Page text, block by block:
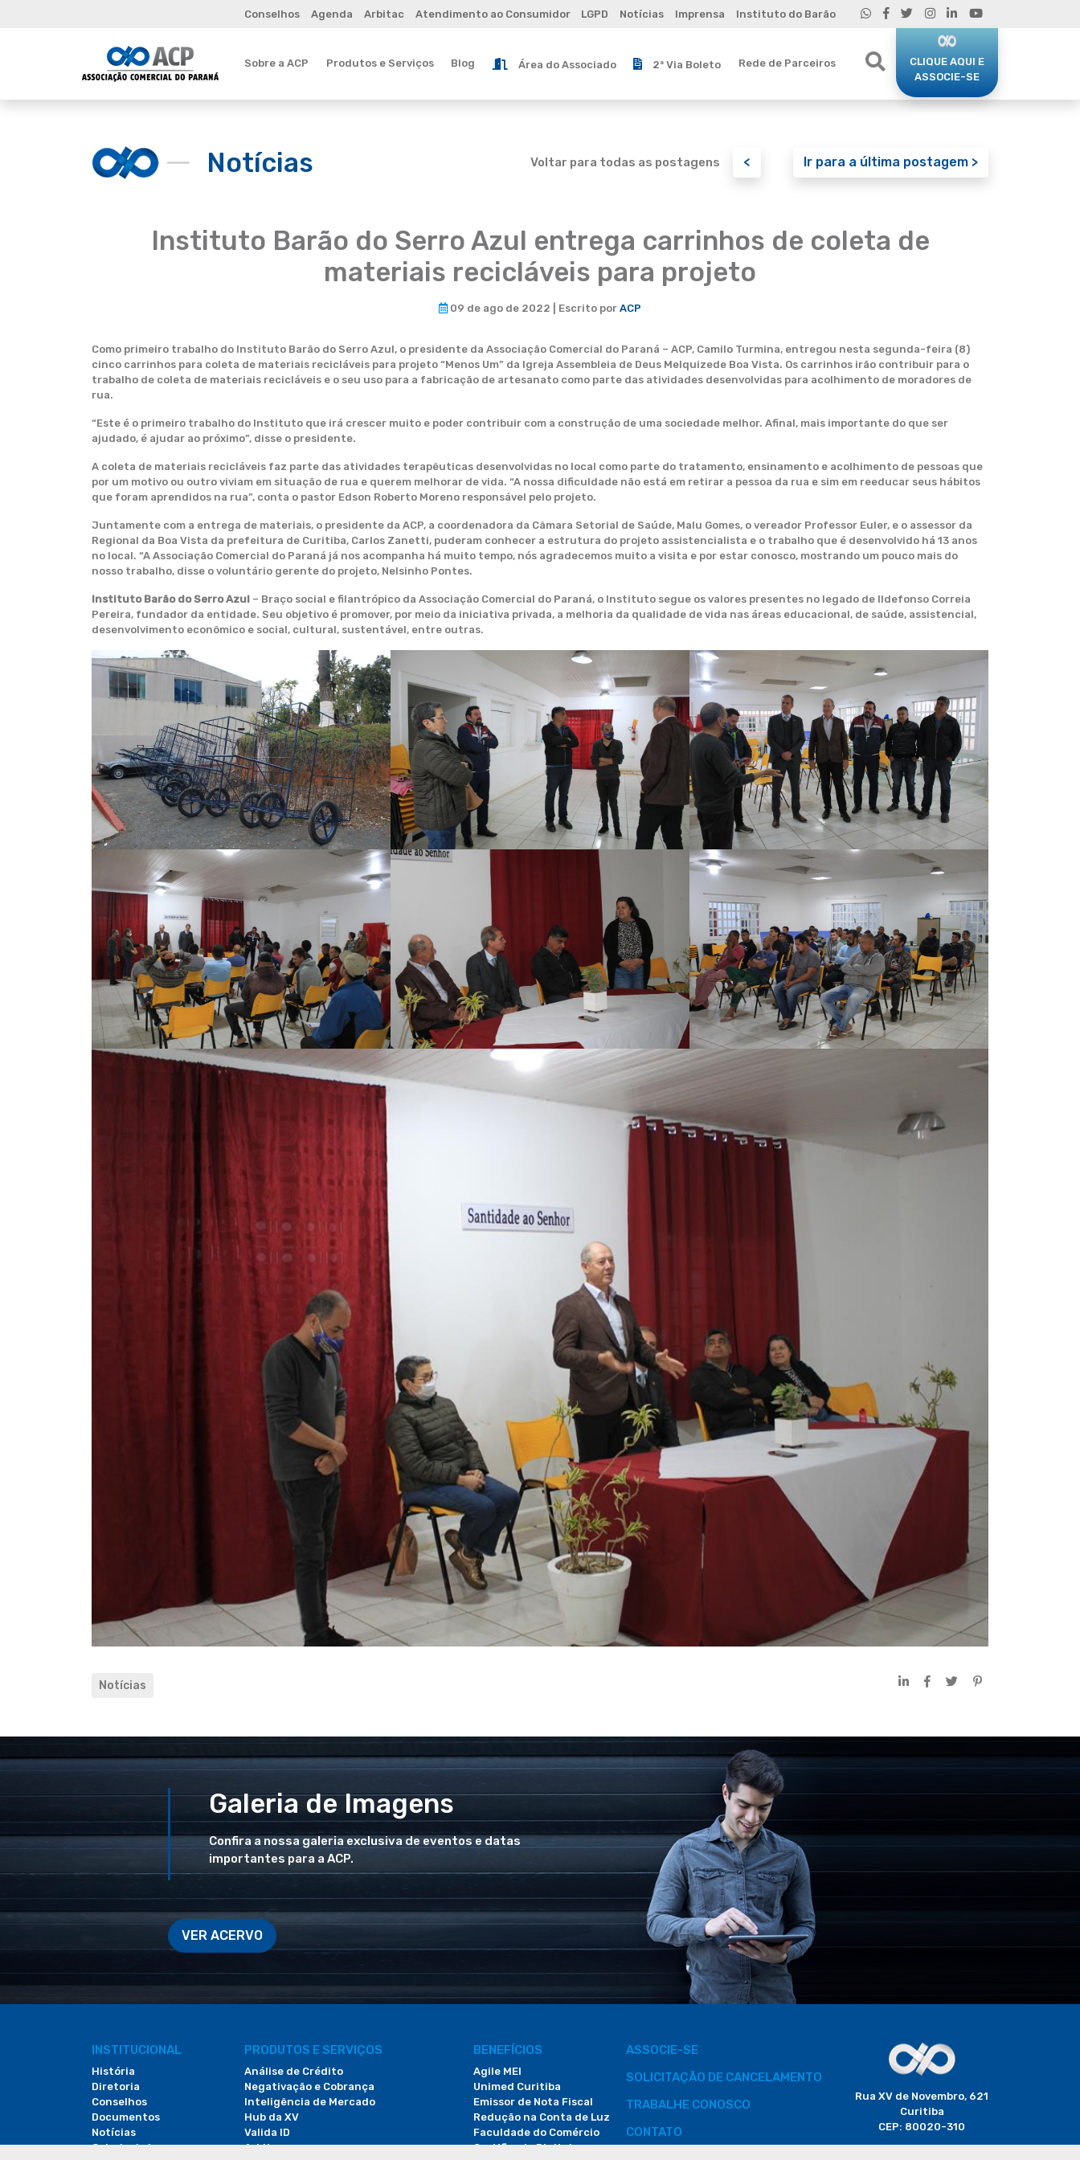
Conselhos Agenda Arbitac Atendimento ao Consumidor LGPD Notícias Imprensa Instituto do Barão
Sobre a ACP Produtos e Serviços Blog Área do Associado 2ª Via Boleto Rede de Parceiros
CLIQUE AQUI E
ASSOCIE-SE
Notícias Voltar para todas as postagens < Ir para a última postagem >
Instituto Barão do Serro Azul entrega carrinhos de coleta de
materiais recicláveis para projeto
09 de ago de 2022 | Escrito por ACP
Como primeiro trabalho do Instituto Barão do Serro Azul, o presidente da Associação Comercial do Paraná – ACP, Camilo Turmina, entregou nesta segunda-feira (8)
cinco carrinhos para coleta de materiais recicláveis para projeto “Menos Um” da Igreja Assembleia de Deus Melquizede Boa Vista. Os carrinhos irão contribuir para o
trabalho de coleta de materiais recicláveis e o seu uso para a fabricação de artesanato como parte das atividades desenvolvidas para acolhimento de moradores de
rua.
“Este é o primeiro trabalho do Instituto que irá crescer muito e poder contribuir com a construção de uma sociedade melhor. Afinal, mais importante do que ser
ajudado, é ajudar ao próximo”, disse o presidente.
A coleta de materiais recicláveis faz parte das atividades terapêuticas desenvolvidas no local como parte do tratamento, ensinamento e acolhimento de pessoas que
por um motivo ou outro viviam em situação de rua e querem melhorar de vida. “A nossa dificuldade não está em retirar a pessoa da rua e sim em reeducar seus hábitos
que foram aprendidos na rua”, conta o pastor Edson Roberto Moreno responsável pelo projeto.
Juntamente com a entrega de materiais, o presidente da ACP, a coordenadora da Câmara Setorial de Saúde, Malu Gomes, o vereador Professor Euler, e o assessor da
Regional da Boa Vista da prefeitura de Curitiba, Carlos Zanetti, puderam conhecer a estrutura do projeto assistencialista e o trabalho que é desenvolvido há 13 anos
no local. “A Associação Comercial do Paraná já nos acompanha há muito tempo, nós agradecemos muito a visita e por estar conosco, mostrando um pouco mais do
nosso trabalho, disse o voluntário gerente do projeto, Nelsinho Pontes.
Instituto Barão do Serro Azul – Braço social e filantrópico da Associação Comercial do Paraná, o Instituto segue os valores presentes no legado de Ildefonso Correia
Pereira, fundador da entidade. Seu objetivo é promover, por meio da iniciativa privada, a melhoria da qualidade de vida nas áreas educacional, de saúde, assistencial,
desenvolvimento econômico e social, cultural, sustentável, entre outras.
Notícias
Galeria de Imagens
Confira a nossa galeria exclusiva de eventos e datas
importantes para a ACP.
VER ACERVO
INSTITUCIONAL
História
Diretoria
Conselhos
Documentos
Notícias
Galeria de Imagens
PRODUTOS E SERVIÇOS
Análise de Crédito
Negativação e Cobrança
Inteligência de Mercado
Hub da XV
Valida ID
Arbitac
BENEFÍCIOS
Agile MEI
Unimed Curitiba
Emissor de Nota Fiscal
Redução na Conta de Luz
Faculdade do Comércio
Certificado Digital
ASSOCIE-SE
SOLICITAÇÃO DE CANCELAMENTO
TRABALHE CONOSCO
CONTATO
Rua XV de Novembro, 621
Curitiba
CEP: 80020-310